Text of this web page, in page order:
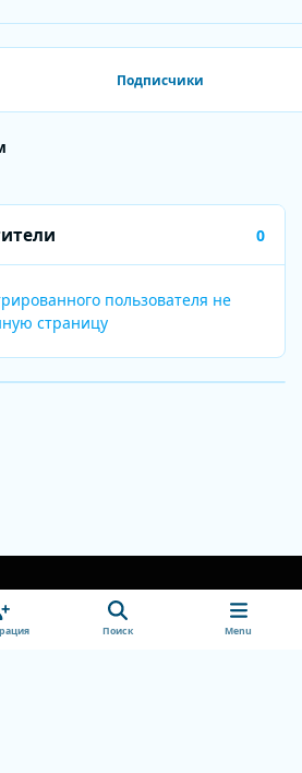
Подписчики
0
пользователя не
страницу
v
Поиск Menu